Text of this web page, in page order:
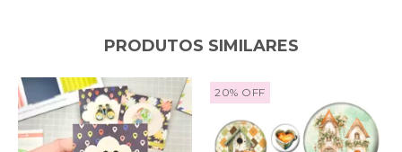
PRODUTOS SIMILARES
20% OFF